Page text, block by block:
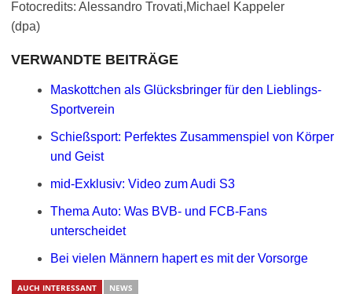
Fotocredits: Alessandro Trovati,Michael Kappeler
(dpa)
VERWANDTE BEITRÄGE
Maskottchen als Glücksbringer für den Lieblings-
Sportverein
Schießsport: Perfektes Zusammenspiel von Körper
und Geist
mid-Exklusiv: Video zum Audi S3
Thema Auto: Was BVB- und FCB-Fans
unterscheidet
Bei vielen Männern hapert es mit der Vorsorge
AUCH INTERESSANT NEWS